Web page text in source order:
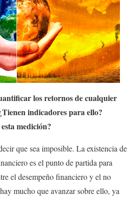
los retornos de cualquier
indicadores para ello?
medición?
que sea imposible. La existencia de
es el punto de partida para
el desempeño financiero y el no
mucho que avanzar sobre ello, ya